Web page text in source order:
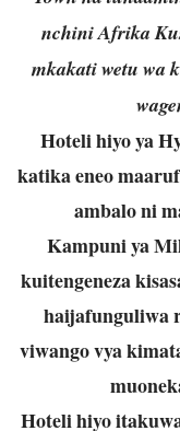
nchini Afrika
mkakati wetu wa
Hoteli hiyo ya
katika eneo
ambalo ni
Kampuni ya
kuitengeneza
haijafunguliwa
viwango vya
Hoteli hiyo